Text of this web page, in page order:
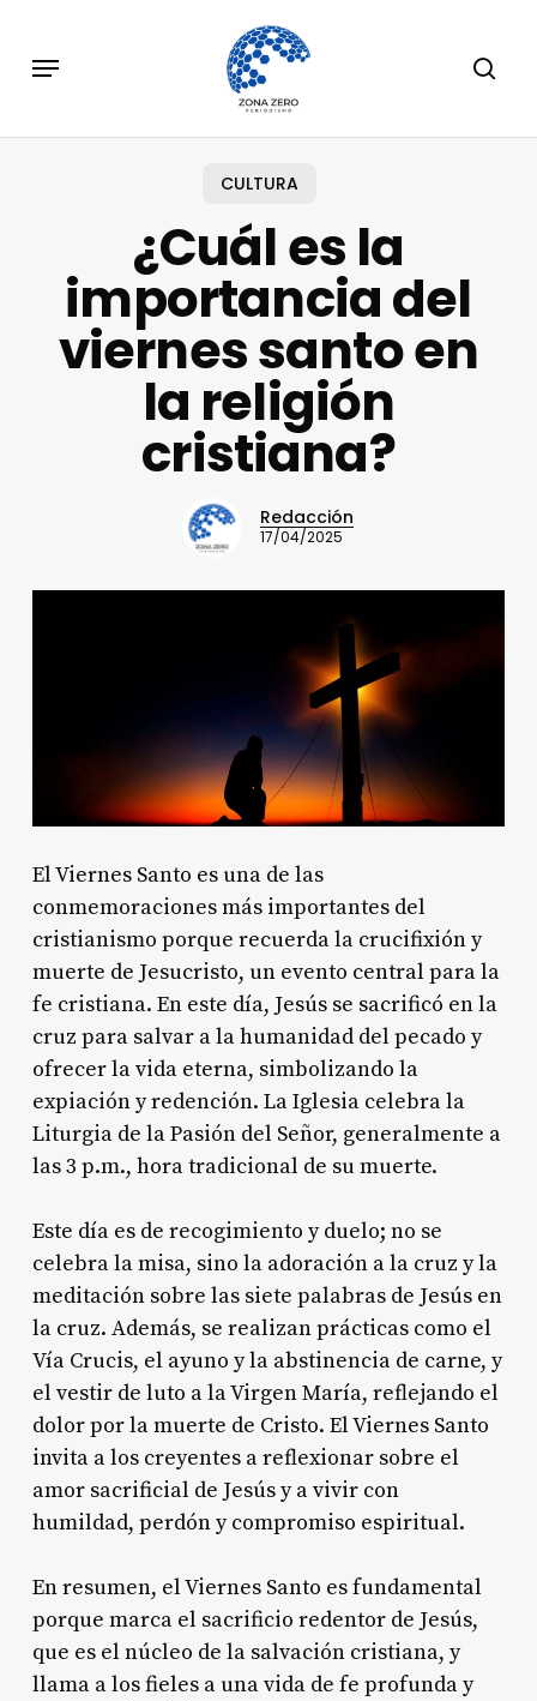
main
Menu
CULTURA
¿Cuál es la
importancia del
viernes santo en
la religión
cristiana?
Redacción
17/04/2025
El Viernes Santo es una de las
conmemoraciones más importantes del
cristianismo porque recuerda la crucifixión y
muerte de Jesucristo, un evento central para la
fe cristiana. En este día, Jesús se sacrificó en la
cruz para salvar a la humanidad del pecado y
ofrecer la vida eterna, simbolizando la
expiación y redención. La Iglesia celebra la
Liturgia de la Pasión del Señor, generalmente a
las 3 p.m., hora tradicional de su muerte.
Este día es de recogimiento y duelo; no se
celebra la misa, sino la adoración a la cruz y la
meditación sobre las siete palabras de Jesús en
la cruz. Además, se realizan prácticas como el
Vía Crucis, el ayuno y la abstinencia de carne, y
el vestir de luto a la Virgen María, reflejando el
dolor por la muerte de Cristo. El Viernes Santo
invita a los creyentes a reflexionar sobre el
amor sacrificial de Jesús y a vivir con
humildad, perdón y compromiso espiritual.
En resumen, el Viernes Santo es fundamental
porque marca el sacrificio redentor de Jesús,
que es el núcleo de la salvación cristiana, y
llama a los fieles a una vida de fe profunda y